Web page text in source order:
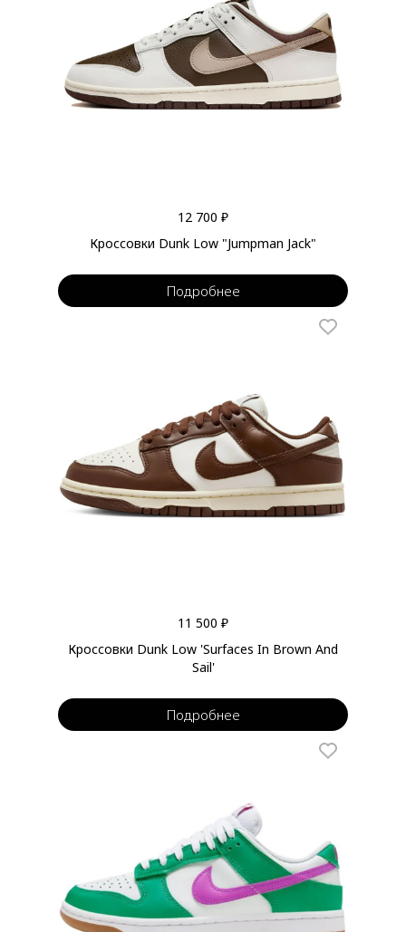
12 700 ₽
Кроссовки Dunk Low "Jumpman Jack"
Подробнее
11 500 ₽
Кроссовки Dunk Low 'Surfaces In Brown And
Sail'
Подробнее